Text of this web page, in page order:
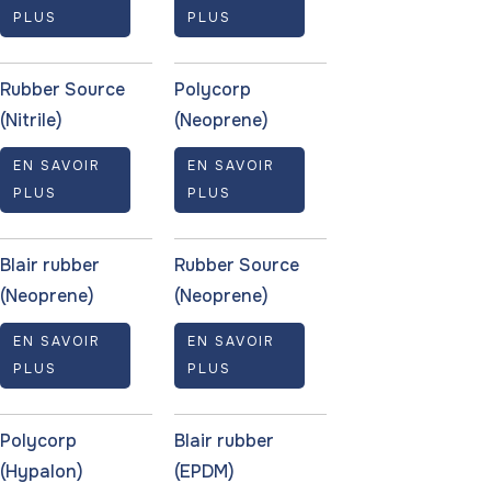
PLUS
PLUS
Rubber Source
(Nitrile)
EN SAVOIR
PLUS
Polycorp
(Neoprene)
EN SAVOIR
PLUS
Blair rubber
(Neoprene)
EN SAVOIR
PLUS
Rubber Source
(Neoprene)
EN SAVOIR
PLUS
Polycorp
(Hypalon)
Blair rubber
(EPDM)